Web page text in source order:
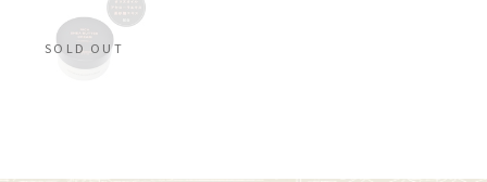
SOLD OUT